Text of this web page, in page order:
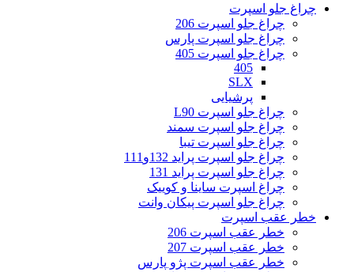
چراغ جلو اسپرت
چراغ جلو اسپرت 206
چراغ جلو اسپرت پارس
چراغ جلو اسپرت 405
405
SLX
پرشیایی
چراغ جلو اسپرت L90
چراغ جلو اسپرت سمند
چراغ جلو اسپرت تیبا
چراغ جلو اسپرت پراید 132و111
چراغ جلو اسپرت پراید 131
چراغ اسپرت ساینا و کوییک
چراغ جلو اسپرت پیکان وانت
خطر عقب اسپرت
خطر عقب اسپرت 206
خطر عقب اسپرت 207
خطر عقب اسپرت پژو پارس